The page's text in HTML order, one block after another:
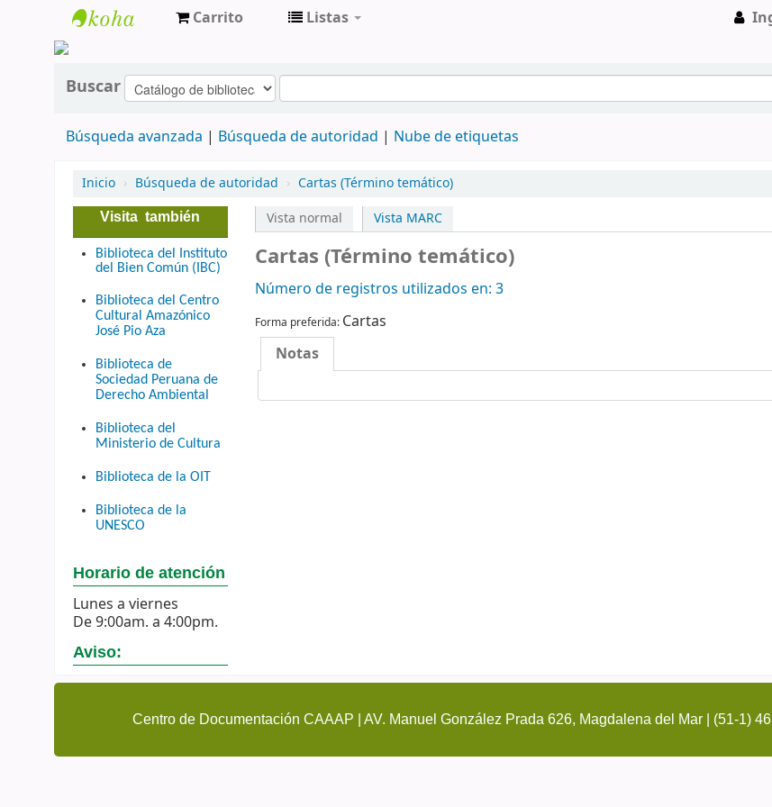
Carrito Listas
Buscar
Búsqueda avanzada Búsqueda de autoridad Nube de etiquetas
Inicio › Búsqueda de autoridad › Cartas (Término temático)
Visita también
Biblioteca del Instituto
del Bien Común (IBC)
Biblioteca del Centro
Cultural Amazónico
José Pio Aza
Biblioteca de
Sociedad Peruana de
Derecho Ambiental
Biblioteca del
Ministerio de Cultura
Biblioteca de la OIT
Biblioteca de la
UNESCO
Horario de atención
Lunes a viernes
De 9:00am. a 4:00pm.
Aviso:
Vista normal Vista MARC
Cartas (Término temático)
Número de registros utilizados en: 3
Forma preferida: Cartas
Notas
Centro de Documentación CAAAP | AV. Manuel González Prada 626, Magdalena del Mar | (51-1)